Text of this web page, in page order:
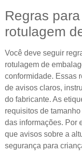
Regras
rotulagem
Você deve seguir
rotulagem de
conformidade. Essas
de avisos claros,
do fabricante. As
requisitos de
das informações. Por
que avisos sobre a
segurança para